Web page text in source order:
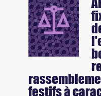
festifs à